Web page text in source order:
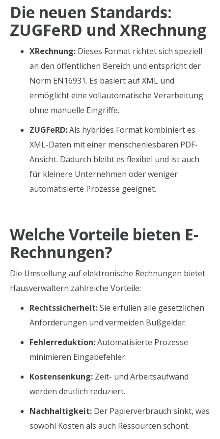
Die neuen Standards:
ZUGFeRD und XRechnung
XRechnung: Dieses Format richtet sich speziell
an den öffentlichen Bereich und entspricht der
Norm EN16931. Es basiert auf XML und
ermöglicht eine vollautomatische Verarbeitung
ohne manuelle Eingriffe.
ZUGFeRD:Als hybrides Format kombiniert es
XML-Daten mit einer menschenlesbaren PDF-
Ansicht. Dadurch bleibt es flexibel und ist auch
für kleinere Unternehmen oder weniger
automatisierte Prozesse geeignet.
Welche Vorteile bieten E-
Rechnungen?
Die Umstellung auf elektronische Rechnungen bietet
Hausverwaltern zahlreiche Vorteile:
Rechtssicherheit:Sie erfüllen alle gesetzlichen
Anforderungen und vermeiden Bußgelder.
Fehlerreduktion:Automatisierte Prozesse
minimieren Eingabefehler.
Kostensenkung: Zeit- und Arbeitsaufwand
werden deutlich reduziert.
Nachhaltigkeit: Der Papierverbrauch sinkt, was
sowohl Kosten als auch Ressourcen schont.